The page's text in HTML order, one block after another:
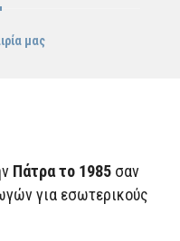
μας
Πάτρα το 1985 σαν
για εσωτερικούς